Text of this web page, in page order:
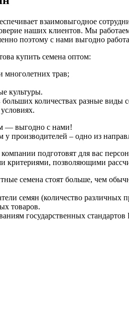
взаимовыгодное
наших клиентов. Мы
поэтому с нами выгодно
купить семена оптом:
многолетних трав;
культуры.
больших количествах разные
— выгодно с нами!
у производителей – одно из
подготовят для вас
критериями, позволяющими
семена стоят больше, чем
семян (количество
товаров.
государственных